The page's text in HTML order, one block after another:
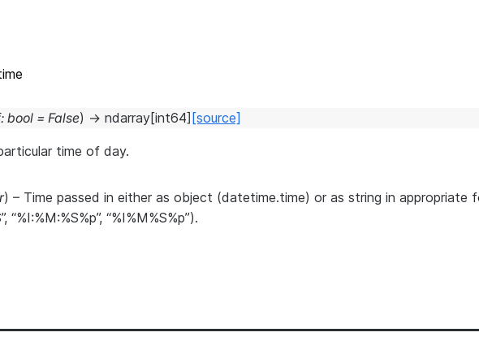
: bool = False) → ndarray[int64] [source]
time of day.
) – Time passed in either as object (datetime.time) or as string in appropriate
“%I:%M:%S%p”, “%I%M%S%p”).